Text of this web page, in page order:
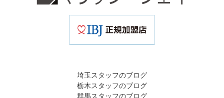
埼玉スタッフのブログ
栃木スタッフのブログ
群馬スタッフのブログ